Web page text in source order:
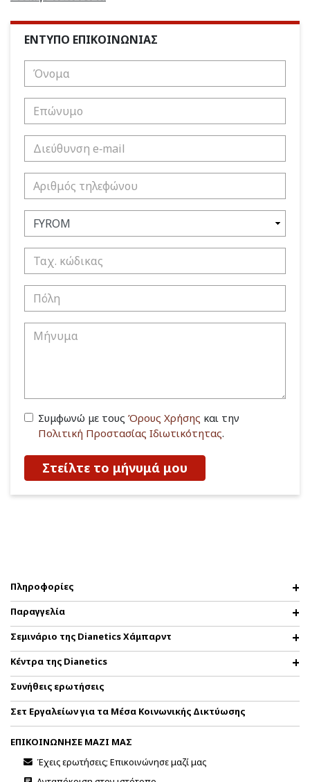
ΕΝΤΥΠΟ ΕΠΙΚΟΙΝΩΝΙΑΣ
Συμφωνώ με τους Όρους Χρήσης και την
Πολιτική Προστασίας Ιδιωτικότητας.
Στείλτε το μήνυμά μου
Πληροφορίες
Παραγγελία
Σεμινάριο της Dianetics Χάμπαρντ
Κέντρα της Dianetics
Συνήθεις ερωτήσεις
Σετ Εργαλείων για τα Μέσα Κοινωνικής Δικτύωσης
ΕΠΙΚΟΙΝΩΝΗΣΕ ΜΑΖΙ ΜΑΣ
Έχεις ερωτήσεις; Επικοινώνησε μαζί μας